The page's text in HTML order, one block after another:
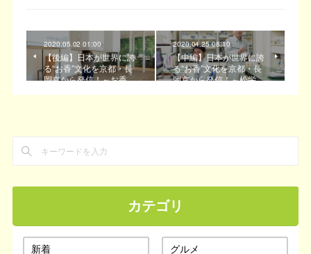
2020.05.02 01:00
【後編】日本が世界に誇
る“お香”文化を京都・長
岡京から発信！～お香…
2020.04.25 08:10
【中編】日本が世界に誇
る“お香”文化を京都・長
岡京から発信！～松栄…
カテゴリ
新着
グルメ